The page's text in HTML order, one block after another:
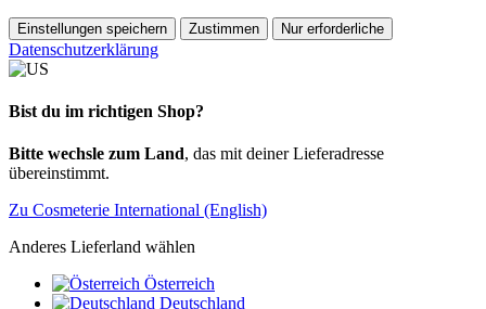
Einstellungen speichern Zustimmen Nur erforderliche
Datenschutzerklärung
Bist du im richtigen Shop?
Bitte wechsle zum Land, das mit deiner Lieferadresse
übereinstimmt.
Zu Cosmeterie International (English)
Anderes Lieferland wählen
Österreich
Deutschland